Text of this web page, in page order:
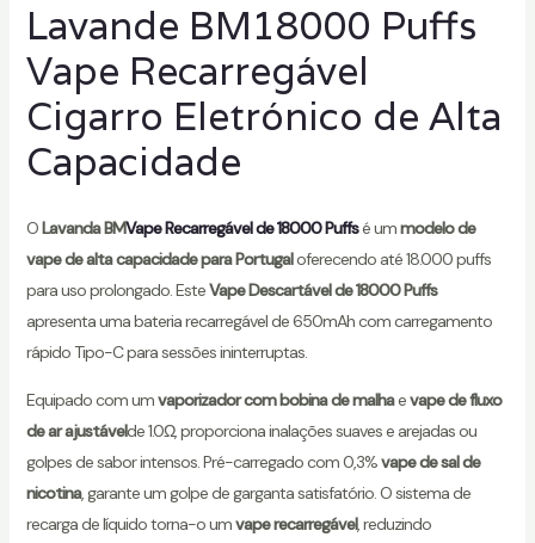
Lavande BM18000 Puffs
Vape Recarregável
Cigarro Eletrónico de Alta
Capacidade
OLavanda BMVape Recarregável de 18000 Puffsé ummodelo de
vape de alta capacidade para Portugaloferecendo até 18.000 puffs
para uso prolongado. EsteVape Descartável de 18000 Puffs
apresenta uma bateria recarregável de 650mAh com carregamento
rápido Tipo-C para sessões ininterruptas.
Equipado com umvaporizador com bobina de malhaevape de fluxo
de ar ajustávelde 1.0Ω, proporciona inalações suaves e arejadas ou
golpes de sabor intensos. Pré-carregado com 0,3%vape de sal de
nicotina, garante um golpe de garganta satisfatório. O sistema de
recarga de líquido torna-o umvape recarregável, reduzindo